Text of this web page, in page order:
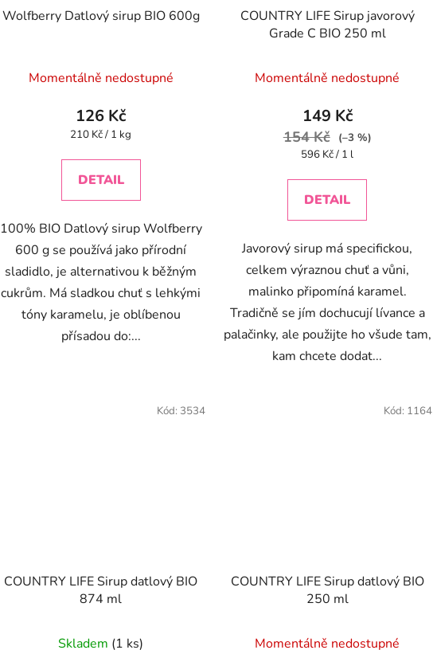
Wolfberry Datlový sirup BIO 600g
Momentálně nedostupné
126 Kč
Měrná
210 Kč / 1 kg
DETAIL
100% BIO Datlový sirup Wolfberry
600 g se používá jako přírodní
sladidlo, je alternativou k běžným
cukrům. Má sladkou chuť s lehkými
tóny karamelu, je oblíbenou
přísadou do:...
COUNTRY LIFE Sirup javorový
Grade C BIO 250 ml
Momentálně nedostupné
149 Kč
154 Kč
(–3 %)
Měrná
596 Kč / 1 l
DETAIL
Javorový sirup má specifickou,
celkem výraznou chuť a vůni,
malinko připomíná karamel.
Tradičně se jím dochucují lívance a
palačinky, ale použijte ho všude tam,
kam chcete dodat...
COUNTRY LIFE Sirup datlový BIO
874 ml
Skladem (1 ks)
Kód: 3534
COUNTRY LIFE Sirup datlový BIO
250 ml
Momentálně nedostupné
Kód: 1164